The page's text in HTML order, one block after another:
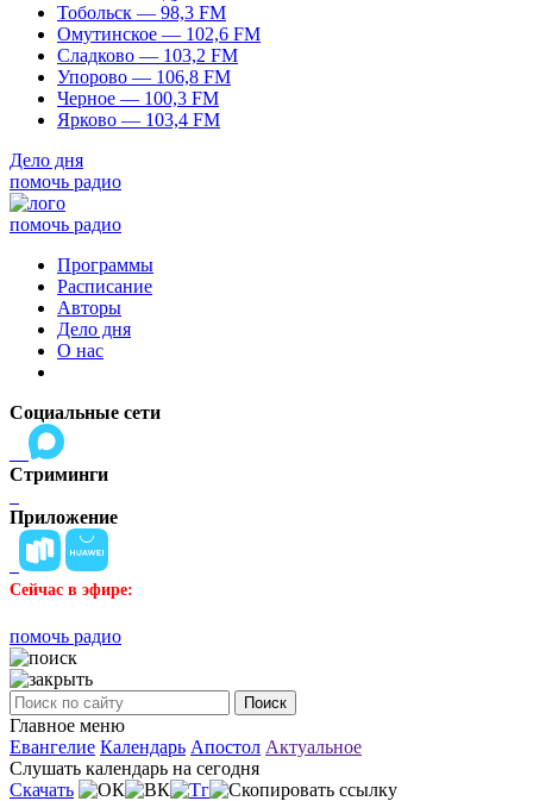
Тобольск — 98,3 FM
Омутинское — 102,6 FM
Сладково — 103,2 FM
Упорово — 106,8 FM
Черное — 100,3 FM
Ярково — 103,4 FM
Дело дня
помочь радио
помочь радио
Программы
Расписание
Авторы
Дело дня
О нас
Социальные сети
Стриминги
Приложение
Сейчас в эфире:
помочь радио
Поиск
Главное меню
Евангелие Календарь Апостол Актуальное
Слушать календарь на сегодня
Скачать